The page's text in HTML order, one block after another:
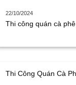
22/10/2024
Thi công quán cà
Thi Công Quán Cà